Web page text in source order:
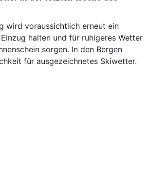
wird voraussichtlich erneut ein
halten und für ruhigeres Wetter
sorgen. In den Bergen
für ausgezeichnetes Skiwetter.